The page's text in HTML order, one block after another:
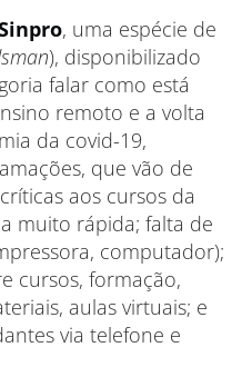
, uma espécie de
), disponibilizado
falar como está
remoto e a volta
da covid-19,
que vão de
aos cursos da
muito rápida; falta de
computador);
cursos, formação,
aulas virtuais; e
via telefone e